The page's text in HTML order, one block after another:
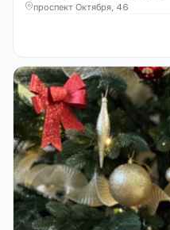
проспект Октября, 46